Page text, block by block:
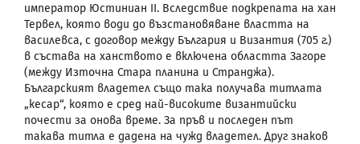
император Юстиниан II. Вследствие подкрепата на хан
Тервел, която води до възстановяване властта на
василевса, с договор между България и Византия (705 г.)
в състава на ханството е включена областта Загоре
(между Източна Стара планина и Странджа).
Българският владетел също така получава титлата
„кесар“, която е сред най-високите византийски
почести за онова време. За пръв и последен път
такава титла е дадена на чужд владетел. Друг знаков